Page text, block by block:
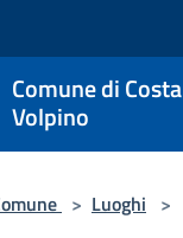
Comune di Costa
Volpino
> Luoghi >